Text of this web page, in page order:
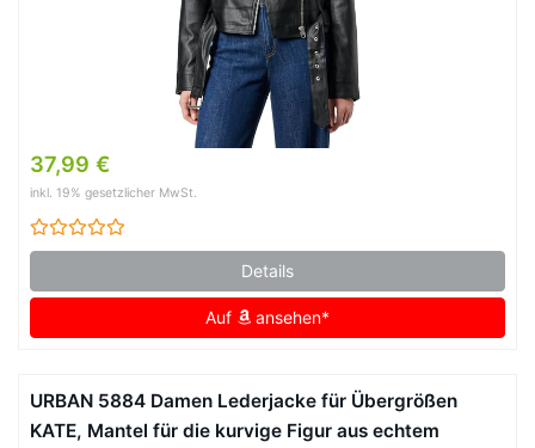
37,99 €
inkl. 19% gesetzlicher MwSt.
Details
Auf ansehen*
URBAN 5884 Damen Lederjacke für Übergrößen
KATE, Mantel für die kurvige Figur aus echtem